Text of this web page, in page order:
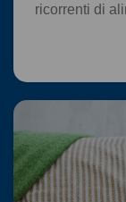
ricorrenti di